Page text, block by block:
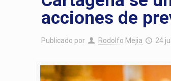
acciones de
Publicado por Rodolfo Mejia 24